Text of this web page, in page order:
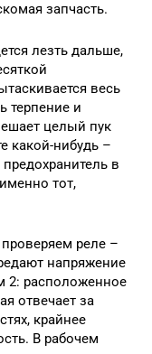
запчасть.
лезть дальше,
весь
терпение и
целый пук
какой-нибудь –
в
тот,
реле –
напряжение
2: расположенное
отвечает за
крайнее
В рабочем